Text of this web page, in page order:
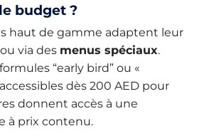
budget ?
haut de gamme adaptent leur
via des menus spéciaux.
“early bird” ou «
dès 200 AED pour
donnent accès à une
à prix contenu.